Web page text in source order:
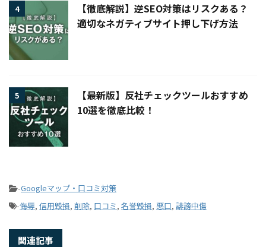
4
【徹底解説】逆SEO対策はリスクある？
適切なネガティブサイト押し下げ方法
5
【最新版】反社チェックツールおすすめ
10選を徹底比較！
-Googleマップ・口コミ対策
-侮辱, 信用毀損, 削除, 口コミ, 名誉毀損, 悪口, 誹謗中傷
関連記事